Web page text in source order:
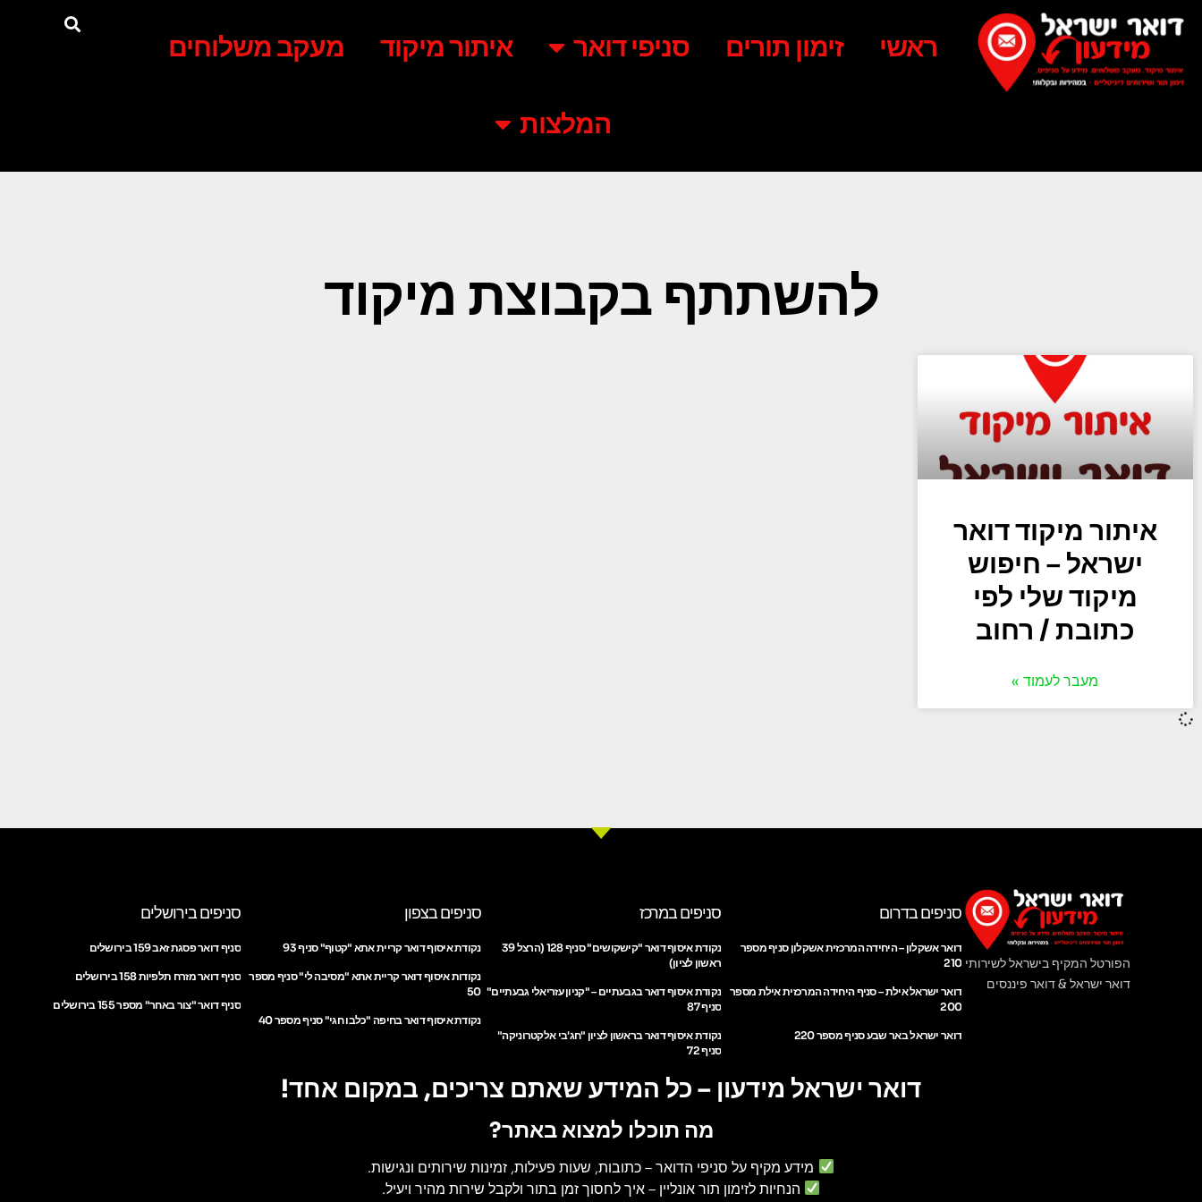
ראשי זימון תורים סניפי דואר איתור מיקוד מעקב משלוחים
המלצות
להשתתף בקבוצת מיקוד
איתור מיקוד דואר
ישראל – חיפוש
מיקוד שלי לפי
כתובת / רחוב
מעבר לעמוד »
הפורטל המקיף בישראל לשירותי
דואר ישראל & דואר פיננסים
סניפים בדרום
דואר אשקלון – היחידה המרכזית אשקלון סניף מספר
210
דואר ישראל אילת – סניף היחידה המרכזית אילת מספר
200
דואר ישראל באר שבע סניף מספר 220
סניפים במרכז
נקודת איסוף דואר "קישקושים" סניף 128 (הרצל 39
ראשון לציון)
נקודת איסוף דואר בגבעתיים – "קניון עזריאלי גבעתיים"
סניף 87
נקודת איסוף דואר בראשון לציון "חג'בי אלקטרוניקה"
סניף 72
סניפים בצפון
נקודת איסוף דואר קריית אתא "קטוף" סניף 93
נקודות איסוף דואר קריית אתא "מסיבה לי" סניף מספר
50
נקודת איסוף דואר בחיפה "כלבו חגי" סניף מספר 40
סניפים בירושלים
סניף דואר פסגת זאב 159 בירושלים
סניף דואר מזרח תלפיות 158 בירושלים
סניף דואר "צור באחר" מספר 155 בירושלים
דואר ישראל מידעון – כל המידע שאתם צריכים, במקום אחד!
מה תוכלו למצוא באתר?
מידע מקיף על סניפי הדואר– כתובות, שעות פעילות, זמינות שירותים ונגישות.
הנחיות לזימון תור אונליין – איך לחסוך זמן בתור ולקבל שירות מהיר ויעיל.